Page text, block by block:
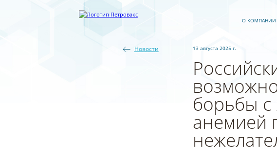
О КОМПАНИИ
Новости 13 августа 2025 г.
борьбы
анемией